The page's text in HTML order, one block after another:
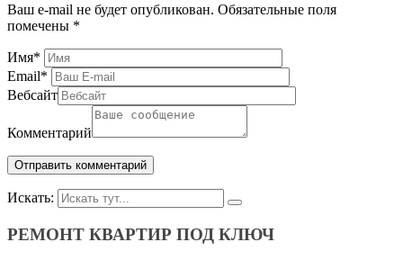
Ваш e-mail не будет опубликован. Обязательные поля
помечены *
Имя*
Email*
Вебсайт
Комментарий
Искать:
РЕМОНТ КВАРТИР ПОД КЛЮЧ